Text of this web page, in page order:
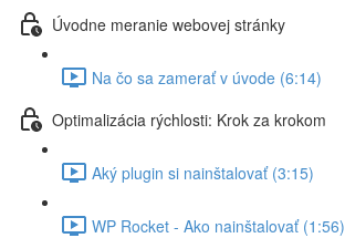
Úvodne meranie webovej stránky
Na čo sa zamerať v úvode (6:14)
Optimalizácia rýchlosti: Krok za krokom
Aký plugin si nainštalovať (3:15)
WP Rocket - Ako nainštalovať (1:56)